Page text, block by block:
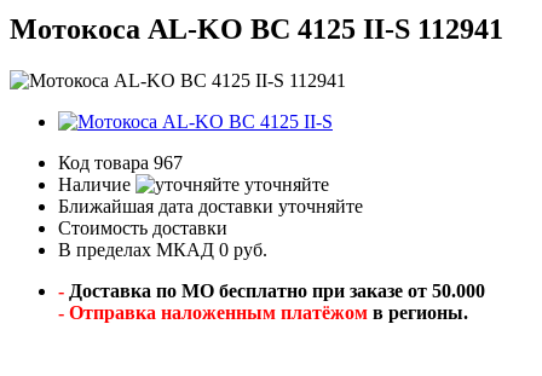
Мотокоса AL-KO BC 4125 II-S 112941
Код товара 967
Наличие
уточняйте
Ближайшая дата доставки уточняйте
Стоимость доставки
В пределах МКАД 0 руб.
- Доставка по МО бесплатно при заказе от 50.000
- Отправка наложенным платёжом в регионы.